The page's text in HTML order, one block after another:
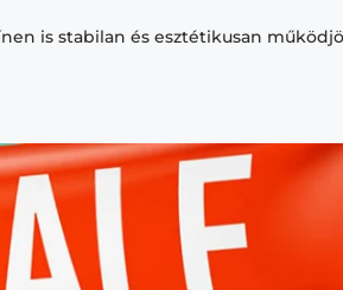
is stabilan és esztétikusan